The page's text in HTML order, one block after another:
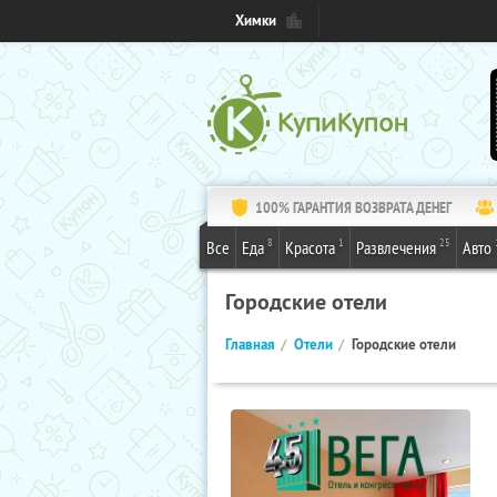
Химки
100% ГАРАНТИЯ ВОЗВРАТА ДЕНЕГ
Все Еда 8 Красота 1 Развлечения 25 Авто
Городские отели
Главная Отели Городские отели